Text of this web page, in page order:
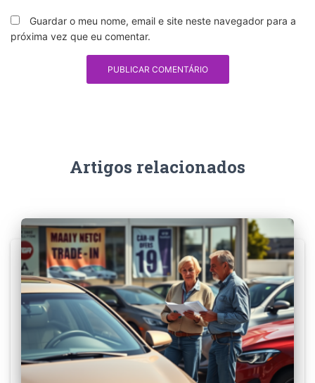
Guardar o meu nome, email e site neste navegador para a
próxima vez que eu comentar.
Artigos relacionados